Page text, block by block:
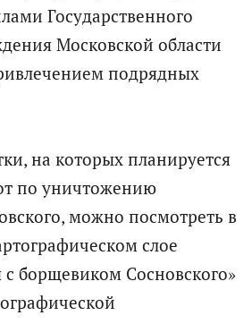
Государственного
Московской области
подрядных
на которых планируется
по уничтожению
можно посмотреть в
слое
с борщевиком Сосновского»